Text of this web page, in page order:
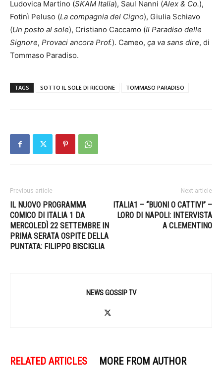
Ludovica Martino (SKAM Italia), Saul Nanni (Alex & Co.),
Fotinì Peluso (La compagnia del Cigno), Giulia Schiavo
(Un posto al sole), Cristiano Caccamo (Il Paradiso delle
Signore, Provaci ancora Prof.). Cameo, ça va sans dire, di
Tommaso Paradiso.
TAGS SOTTO IL SOLE DI RICCIONE TOMMASO PARADISO
Previous article
IL NUOVO PROGRAMMA
COMICO DI ITALIA 1 DA
MERCOLEDÌ 22 SETTEMBRE IN
PRIMA SERATA OSPITE DELLA
PUNTATA: FILIPPO BISCIGLIA
Next article
ITALIA1 – “BUONI O CATTIVI” –
LORO DI NAPOLI: INTERVISTA
A CLEMENTINO
NEWS GOSSIP TV
RELATED ARTICLES MORE FROM AUTHOR